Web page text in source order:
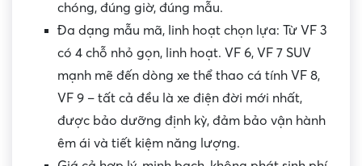
chóng, đúng giờ, đúng mẫu.
Đa dạng mẫu mã, linh hoạt chọn lựa: Từ VF 3
có 4 chỗ nhỏ gọn, linh hoạt. VF 6, VF 7 SUV
mạnh mẽ đến dòng xe thể thao cá tính VF 8,
VF 9 – tất cả đều là xe điện đời mới nhất,
được bảo dưỡng định kỳ, đảm bảo vận hành
êm ái và tiết kiệm năng lượng.